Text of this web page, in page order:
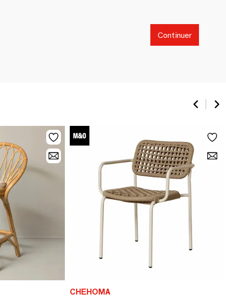
Continuer
CHEHOMA